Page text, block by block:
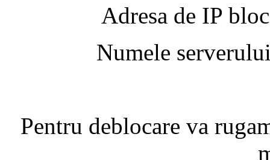
Adresa de IP
Numele
Pentru deblocare va